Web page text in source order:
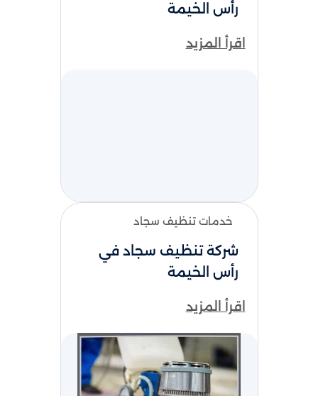
رأس الخيمة
اقرأ المزيد
خدمات تنظيف سجاد
شركة تنظيف سجاد في
رأس الخيمة
اقرأ المزيد